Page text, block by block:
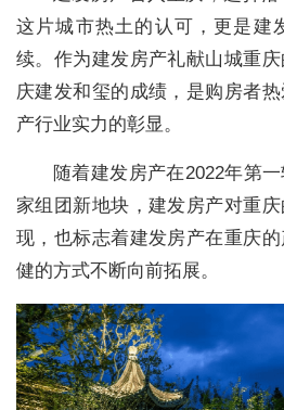
这片城市热土的认可，更是建
续。作为建发房产礼献山城重
庆建发和玺的成绩，是购房者
产行业实力的彰显。
随着建发房产在2022年第
家组团新地块，建发房产对重
现，也标志着建发房产在重庆
健的方式不断向前拓展。